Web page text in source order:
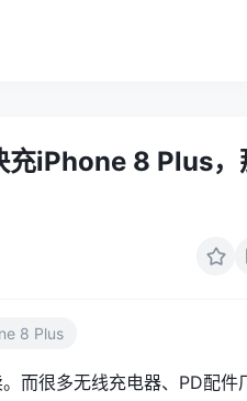
充iPhone 8 Plus，
8 Plus
而很多无线充电器、PD配件